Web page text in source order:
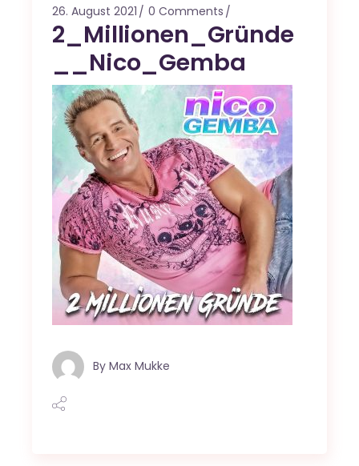
26. August 2021 0 Comments
2_Millionen_Gründe
__Nico_Gemba
By Max Mukke